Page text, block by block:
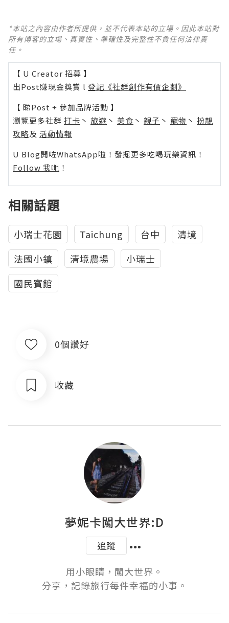
*本站之內容由作者所提供，並不代表本站的立場。因此本站對
所有博客的立場、真實性、準確性及完整性不負任何法律責
任。
【 U Creator 招募 】
出Post賺現金獎賞 l 登記《社群創作有價企劃》
【 睇Post + 參加品牌活動 】
瀏覽更多社群 打卡 丶 旅遊 丶 美食 丶 親子 丶 寵物 丶 扮靚
攻略及 活動情報
U Blog開咗WhatsApp啦！發掘更多吃喝玩樂資訊！
Follow 我哋 ！
相關話題
小瑞士花園 Taichung 台中
清境
法國小鎮
清境農場
小瑞士
國民賓館
0個讚好
收藏
夢妮卡闖大世界:D
追蹤
用小眼睛，闖大世界。
分享，記錄旅行每件幸福的小事。